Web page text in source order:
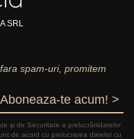
SRL
spam-uri, promitem
Aboneaza-te acum! >
şi de Securitate a prelucrăriidatelor
de acord cu prelucrarea datelor cu